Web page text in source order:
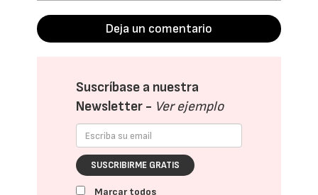
Deja un comentario
Suscríbase a nuestra
Newsletter - Ver ejemplo
SUSCRIBIRME GRATIS
Marcar todos